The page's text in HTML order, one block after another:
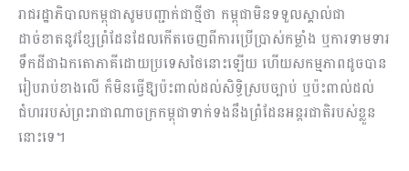
រាជរដ្ឋាភិបាលកម្ពុជាសូមបញ្ជាក់ជាថ្មីថា កម្ពុជាមិនទទួលស្គាល់ជា
ដាច់ខាតនូវខ្សែព្រំដែនដែលកើតចេញពីការប្រើប្រាស់កម្លាំង ឬការទាមទារ
ទឹកដីជាឯកតោភាគីដោយប្រទេសថៃនោះឡើយ ហើយសកម្មភាពដូចបាន
រៀបរាប់ខាងលើ ក៏មិនធ្វើឱ្យប៉ះពាល់ដល់សិទ្ធិស្របច្បាប់ ឬប៉ះពាល់ដល់
ជំហររបស់ព្រះរាជាណាចក្រកម្ពុជាទាក់ទងនឹងព្រំដែនអន្តរជាតិរបស់ខ្លួន
នោះទេ។